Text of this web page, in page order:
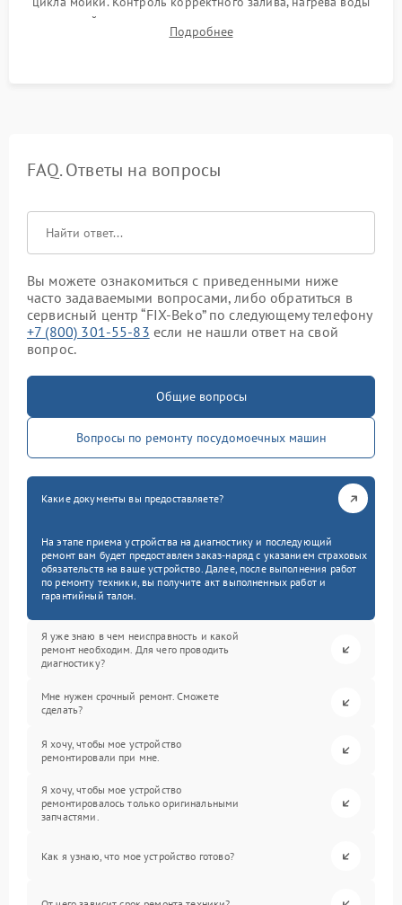
до нужной температуры, отсутствия посторонних шумов,
штатного слива и абсолютной сухости в поддоне.
Подробнее
FAQ. Ответы на вопросы
Вы можете ознакомиться с приведенными ниже
часто задаваемыми вопросами, либо обратиться в
сервисный центр “FIX-Beko” по следующему телефону
+7 (800) 301-55-83 если не нашли ответ на свой
вопрос.
Общие вопросы
Вопросы по ремонту посудомоечных машин
Какие документы вы предоставляете?
На этапе приема устройства на диагностику и последующий
ремонт вам будет предоставлен заказ-наряд с указанием страховых
обязательств на ваше устройство. Далее, после выполнения работ
по ремонту техники, вы получите акт выполненных работ и
гарантийный талон.
Я уже знаю в чем неисправность и какой
ремонт необходим. Для чего проводить
диагностику?
Мне нужен срочный ремонт. Сможете
сделать?
Я хочу, чтобы мое устройство
ремонтировали при мне.
Я хочу, чтобы мое устройство
ремонтировалось только оригинальными
запчастями.
Как я узнаю, что мое устройство готово?